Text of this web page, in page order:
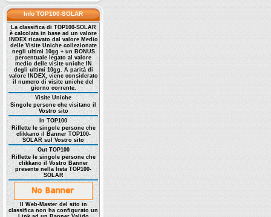
Info TOP100-SOLAR
La classifica di TOP100-SOLAR
è calcolata in base ad un valore
INDEX ricavato dal valore Medio
delle Visite Uniche collezionate
negli ultimi 10gg + un BONUS
percentuale legato al valore
medio delle visite uniche IN
degli ultimi 10gg. A parità di
valore INDEX, viene considerato
il numero di visite uniche del
giorno corrente.
Visite Uniche
Singole persone che visitano il
Vostro sito
In TOP100
Riflette le singole persone che
clikkano il Banner TOP100-
SOLAR sul Vostro sito
Out TOP100
Riflette le singole persone che
clikkano il Vostro Banner
presente nella lista TOP100-
SOLAR
Il Web-Master del sito in
classifica non ha configurato un